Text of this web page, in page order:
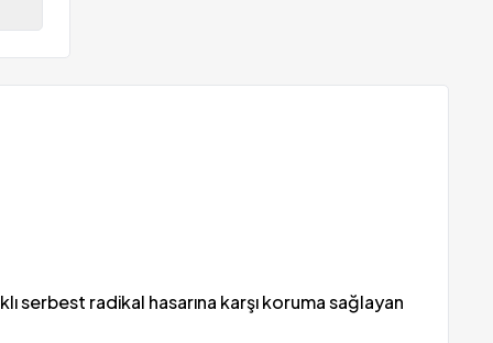
serbest radikal hasarına karşı koruma sağlayan